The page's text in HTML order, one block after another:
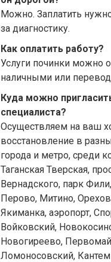
Можно. Заплатить
за диагностику.
Как оплатить работу?
Услуги починки можно
наличными или
Куда можно
специалиста?
Осуществляем на ваш
восстановление в
города и метро, среди
Таганская Тверская,
Вернадского, парк
Перово, Митино,
Якиманка, аэропорт,
Войковский,
Новогиреево,
Ломоносовский,